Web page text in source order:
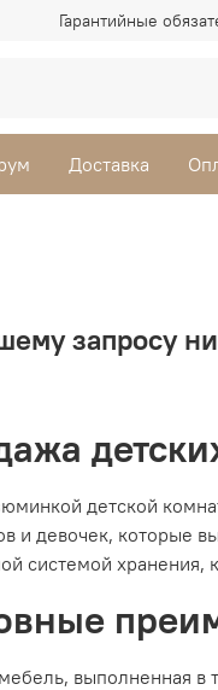
Гарантийные
Доставка
запросу
детской
и девочек, которые
системой хранения,
выполненная в